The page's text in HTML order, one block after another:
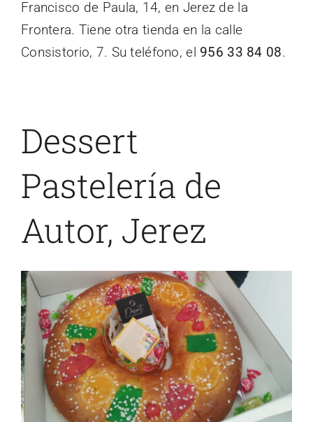
Francisco de Paula, 14, en Jerez de la
Frontera. Tiene otra tienda en la calle
Consistorio, 7. Su teléfono, el 956 33 84 08.
Dessert
Pastelería de
Autor, Jerez